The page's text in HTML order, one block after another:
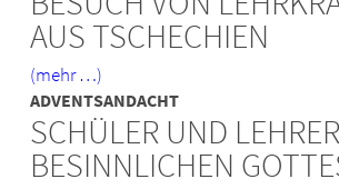
AUS TSCHECHIEN
(mehr …)
ADVENTSANDACHT
SCHÜLER UND
BESINNLICHEN